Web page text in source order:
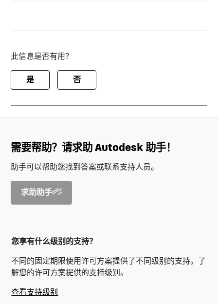
此信息是否有用？
是 否
需要帮助？请求助 Autodesk 助手！
助手可以帮助您找到答案或联系支持人员。
求助助手
您享有什么级别的支持？
不同的固定期限使用许可方案提供了不同级别的支持。了
解您的许可方案提供的支持级别。
查看支持级别